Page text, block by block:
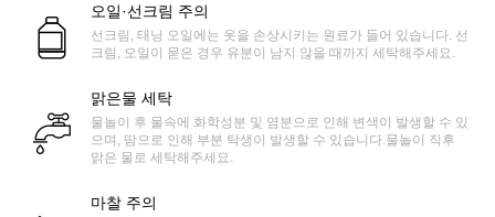
오일·선크림 주의
선크림, 태닝 오일에는 옷을 손상시키는 원료가 들어 있습니다. 선
크림, 오일이 묻은 경우 유분이 남지 않을 때까지 세탁해주세요.
맑은물 세탁
물놀이 후 물속에 화학성분 및 염분으로 인해 변색이 발생할 수 있
으며, 땀으로 인해 부분 탁생이 발생할 수 있습니다.물놀이 직후
맑은 물로 세탁해주세요.
마찰 주의